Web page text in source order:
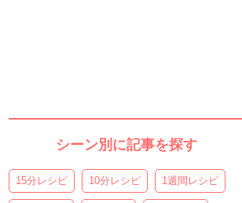
シーン別に記事を探す
15分レシピ 10分レシピ 1週間レシピ